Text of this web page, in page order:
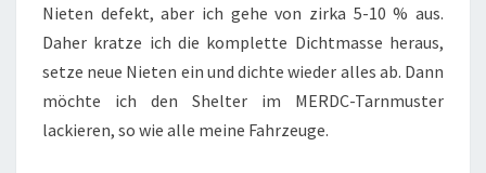
Nieten defekt, aber ich gehe von zirka 5-10 % aus.
Daher kratze ich die komplette Dichtmasse heraus,
setze neue Nieten ein und dichte wieder alles ab. Dann
möchte ich den Shelter im MERDC-Tarnmuster
lackieren, so wie alle meine Fahrzeuge.